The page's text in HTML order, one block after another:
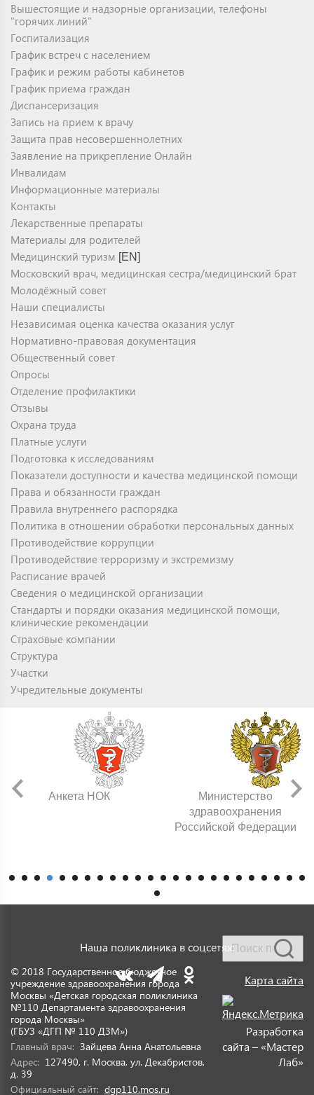
Вышестоящие и надзорные организации, телефоны
"горячих линий"
Госпитализация
График встреч с населением
График и режим работы кабинетов
График приема граждан
Диспансеризация
Запись на прием к врачу
Защита прав несовершеннолетних
Заявление на прикрепление Онлайн
Инвалидам
Информационные материалы
Контакты
Лекарственные препараты
Материалы для родителей
Медицинский туризм [EN]
Московский врач, медицинская сестра/медицинский брат
Молодёжный совет
Наши специалисты
Независимая оценка качества оказания услуг
Нормативно-правовая документация
Общественный совет
Опросы
Отделение профилактики
Отзывы
Охрана труда
Платные услуги
Подготовка к исследованиям
Показатели доступности и качества медицинской помощи
Права и обязанности граждан
Правила внутреннего распорядка
Политика в отношении обработки персональных данных
Противодействие коррупции
Противодействие терроризму и экстремизму
Расписание врачей
Сведения о медицинской организации
Стандарты и порядки оказания медицинской помощи,
клинические рекомендации
Страховые компании
Структура
Участки
Учредительные документы
Анкета НОК
Министерство
здравоохранения
Российской Федерации
© 2018 Государственное бюджетное
учреждение здравоохранения города
Москвы «Детская городская поликлиника
№110 Департамента здравоохранения
города Москвы»
(ГБУЗ «ДГП № 110 ДЗМ»)
Главный врач: Зайцева Анна Анатольевна
Адрес: 127490, г. Москва, ул. Декабристов,
д. 39
Официальный сайт: dgp110.mos.ru
Наша поликлиника в соцсетях:
Карта сайта
Разработка
сайта – «Мастер
Лаб»